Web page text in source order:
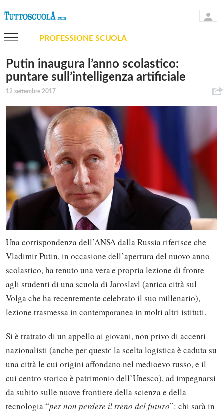
PROFESSIONE SCUOLA
Putin inaugura l’anno scolastico:
puntare sull’intelligenza artificiale
12 settembre 2017
Una corrispondenza dell’ANSA dalla Russia riferisce che
Vladimir Putin, in occasione dell’apertura del nuovo anno
scolastico, ha tenuto una vera e propria lezione di fronte
agli studenti di una scuola di Jaroslavl (antica città sul
Volga che ha recentemente celebrato il suo millenario),
lezione trasmessa in contemporanea in molti altri istituti.
Si è trattato di un appello ai giovani, non privo di accenti
nazionalisti (anche per questo la scelta logistica è caduta su
una città le cui origini affondano nel medioevo russo, e il
cui centro storico è patrimonio dell’Unesco), ad impegnarsi
da subito sulle nuove frontiere della scienza e della
tecnologia “per non perdere il treno del futuro”: chi sarà in